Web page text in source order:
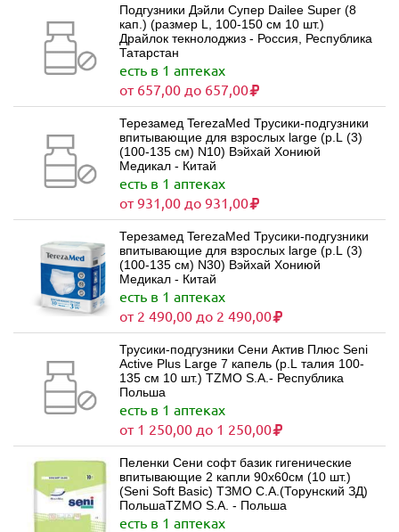
Подгузники Дэйли Супер Dailee Super (8
кап.) (размер L, 100-150 см 10 шт.)
Драйлок текнолоджиз - Россия, Республика
Татарстан
есть в 1 аптеках
от 657,00 до 657,00
Терезамед TerezaMed Трусики-подгузники
впитывающие для взрослых large (р.L (3)
(100-135 см) N10) Вэйхай Хониюй
Медикал - Китай
есть в 1 аптеках
от 931,00 до 931,00
Терезамед TerezaMed Трусики-подгузники
впитывающие для взрослых large (р.L (3)
(100-135 см) N30) Вэйхай Хониюй
Медикал - Китай
есть в 1 аптеках
от 2 490,00 до 2 490,00
Трусики-подгузники Сени Актив Плюс Seni
Active Plus Large 7 капель (р.L талия 100-
135 см 10 шт.) TZMO S.A.- Республика
Польша
есть в 1 аптеках
от 1 250,00 до 1 250,00
Пеленки Сени софт базик гигенические
впитывающие 2 капли 90х60см (10 шт.)
(Seni Soft Basic) ТЗМО С.А.(Торунский ЗД)
ПольшаTZMO S.A. - Польша
есть в 1 аптеках